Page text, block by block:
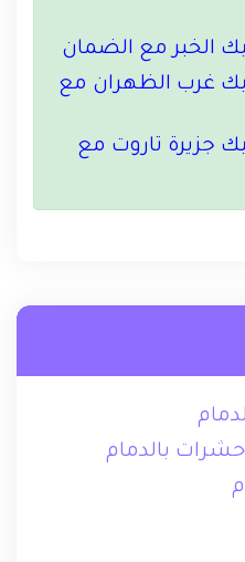
الخبر مع الضمان
غرب الظهران مع
جزيرة تاروت مع
بالدمام